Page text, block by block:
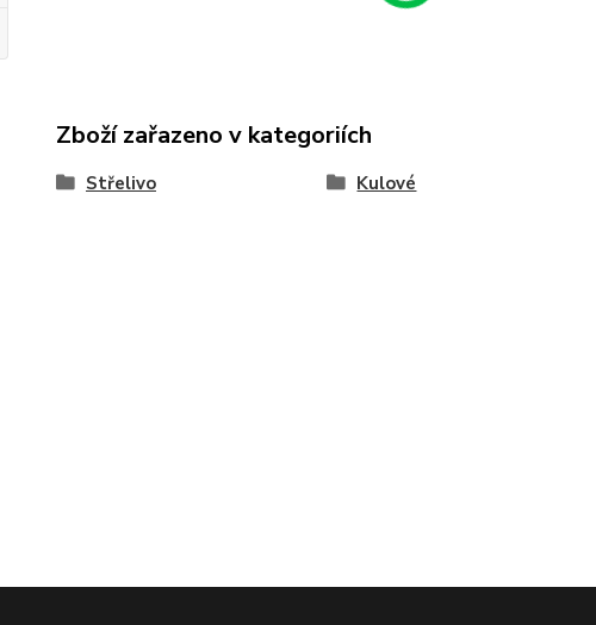
Zboží zařazeno v kategoriích
Střelivo Kulové